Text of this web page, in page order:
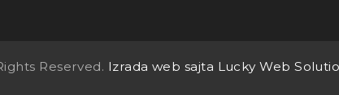
Reserved. Izrada web sajta Lucky Web